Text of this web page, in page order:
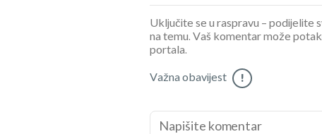
Uključite se u raspravu – podijelite
na temu. Vaš komentar može
portala.
Važna obavijest !